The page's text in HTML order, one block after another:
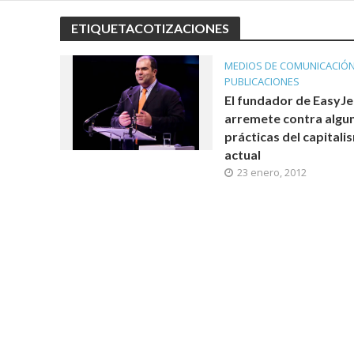
ETIQUETACOTIZACIONES
MEDIOS DE COMUNICACIÓN
PUBLICACIONES
El fundador de
arremete contra
prácticas del
actual
23 enero, 2012